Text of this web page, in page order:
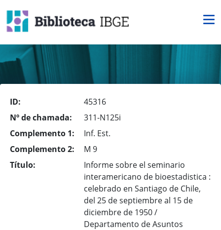
ID:
45316
Nº de chamada:
311-N125i
Complemento 1:
Inf. Est.
Complemento 2:
M 9
Título:
Informe sobre el seminario
interamericano de bioestadistica :
celebrado en Santiago de Chile,
del 25 de septiembre al 15 de
diciembre de 1950 /
Departamento de Asuntos